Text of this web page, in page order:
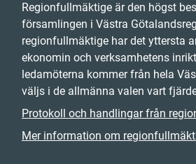
Regionfullmäktige är den högst
församlingen i Västra
regionfullmäktige har det yttersta
ekonomin och verksamhetens
ledamöterna kommer från hela
väljs i de allmänna valen vart
Protokoll och handlingar från
Mer information om